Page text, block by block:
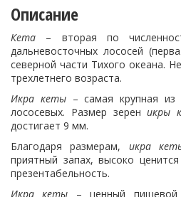
Описание
Кета – вторая по
дальневосточных лососей
северной части Тихого океана.
трехлетнего возраста.
Икра кеты– самая крупная из
лососевых. Размер зереникры
достигает 9 мм.
Благодаря размерам, икра
приятный запах, высоко
презентабельность.
Икра кеты – ценный пищевой